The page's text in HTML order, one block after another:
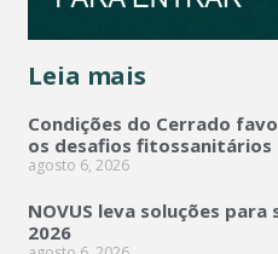
Leia mais
Condições do Cerrado
os desafios fitossanitários
agosto 6, 2026
NOVUS leva soluções para
2026